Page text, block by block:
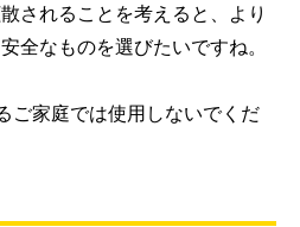
されることを考えると、より
全なものを選びたいですね。
ご家庭では使用しないでくだ